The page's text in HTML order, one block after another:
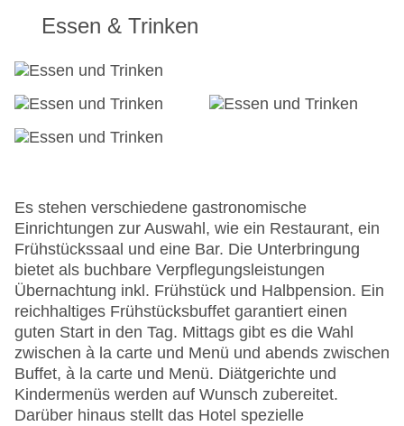
Parkplatz
Check-in von: 15:00:00
Konferenzraum
Garten: ohne Gebühr
Hotelsafe
Lift
Anzahl der Konferenzräume: 1
Anzahl der Aufzüge: 3
Zimmerservice
Sonnenterrasse
Gesamtanzahl der Zimmer: 220
Pools:Indoor Pool, Outdoor Pool, Sonnenschirme
am Pool, Liegen am Pool: ohne Gebühr
Zahlungsarten: American Express, Diners Club,
Mastercard, Visa
Landeskategorie: 5 Sterne
Essen & Trinken
Es stehen verschiedene gastronomische
Einrichtungen zur Auswahl, wie ein Restaurant, ein
Frühstückssaal und eine Bar. Die Unterbringung
bietet als buchbare Verpflegungsleistungen
Übernachtung inkl. Frühstück und Halbpension. Ein
reichhaltiges Frühstücksbuffet garantiert einen
guten Start in den Tag. Mittags gibt es die Wahl
zwischen à la carte und Menü und abends zwischen
Buffet, à la carte und Menü. Diätgerichte und
Kindermenüs werden auf Wunsch zubereitet.
Darüber hinaus stellt das Hotel spezielle